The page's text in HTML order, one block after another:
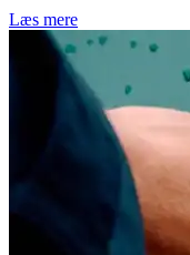
Læs mere